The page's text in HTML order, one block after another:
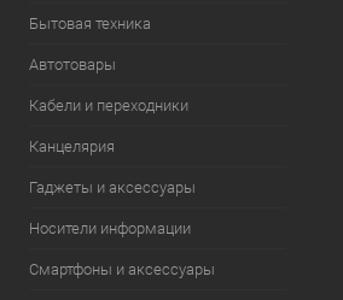
Бытовая техника
Автотовары
Кабели и переходники
Канцелярия
Гаджеты и аксессуары
Носители информации
Смартфоны и аксессуары